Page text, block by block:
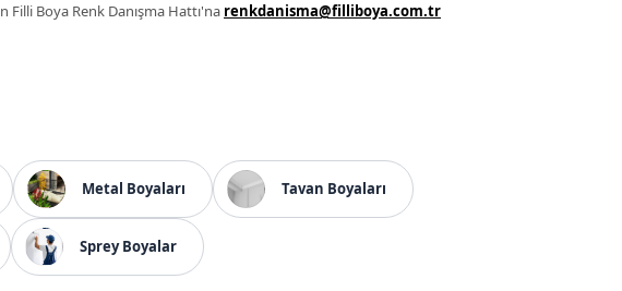
Filli Boya Renk Danışma Hattı'na renkdanisma@filliboya.com.tr
Metal Boyaları Tavan Boyaları
Sprey Boyalar